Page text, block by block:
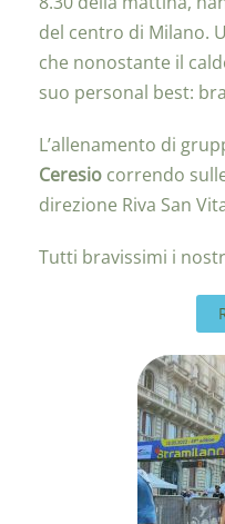
del centro di Milano.
che nonostante il
suo personal best:
L’allenamento di
Ceresiocorrendo
direzione Riva San
Tutti bravissimi i